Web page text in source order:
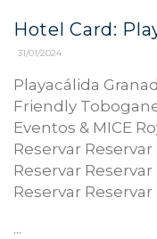
Hotel Card:
31/01/2024
Playacálida
Friendly
Eventos & MICE
Reservar
Reservar
Reservar
...